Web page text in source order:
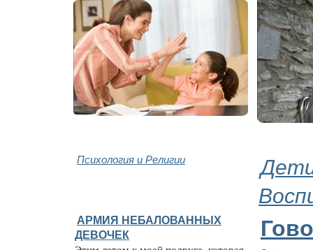
Психология и Религии
АРМИЯ НЕБАЛОВАННЫХ
ДЕВОЧЕК